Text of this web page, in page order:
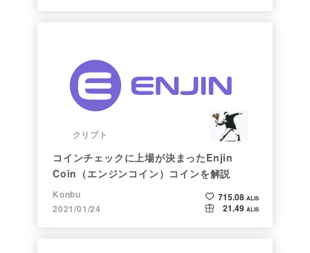
クリプト
コインチェックに上場が決まったEnjin
Coin（エンジンコイン）コインを解説
Konbu
2021/01/24
715.08 ALIS
21.49 ALIS